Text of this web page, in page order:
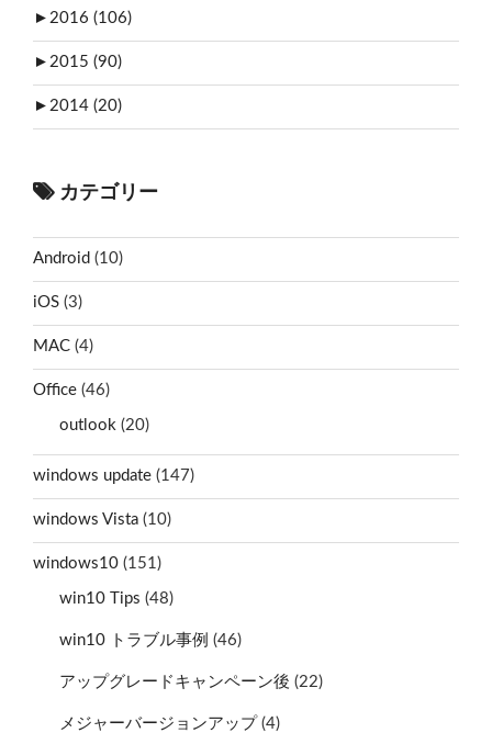
► 2016 (106)
► 2015 (90)
► 2014 (20)
カテゴリー
Android (10)
iOS (3)
MAC (4)
Office (46)
outlook (20)
windows update (147)
windows Vista (10)
windows10 (151)
win10 Tips (48)
win10 トラブル事例 (46)
アップグレードキャンペーン後 (22)
メジャーバージョンアップ (4)